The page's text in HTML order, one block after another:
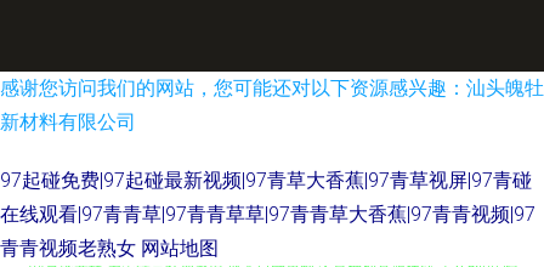
感谢您访问我们的网站，您可能还对以下资源感兴趣：汕头魄牡
新材料有限公司
97起碰免费|97起碰最新视频|97青草大香蕉|97青草视屏|97青碰
在线观看|97青青草|97青青草草|97青青草大香蕉|97青青视频|97
青青视频老熟女 网站地图
AV音影先锋 另类综合欧洲激情 成人日韩色图 久草福利资源在线 美女的bb 婷